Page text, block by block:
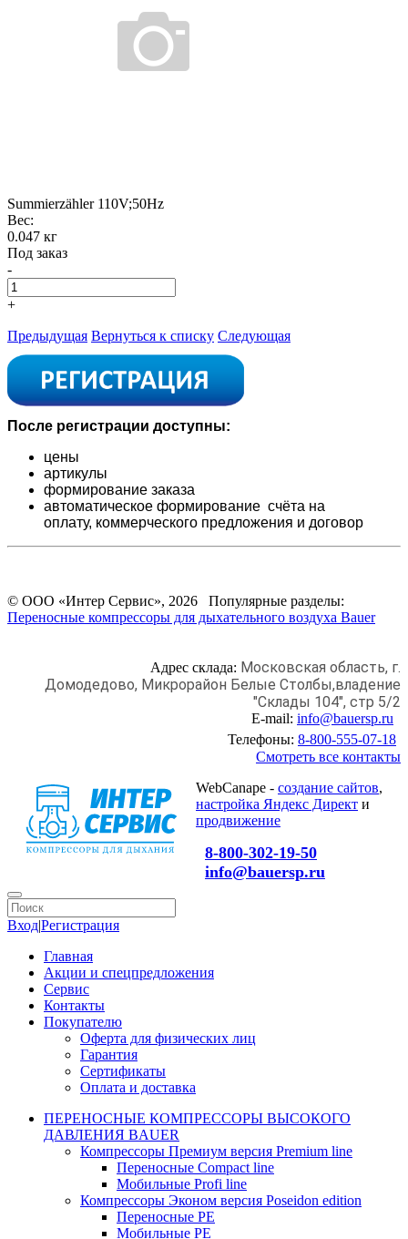
Summierzähler 110V;50Hz
Вес:
0.047 кг
Под заказ
-
+
Предыдущая Вернуться к списку Следующая
После регистрации доступны:
цены
артикулы
формирование заказа
автоматическое формирование счёта на
оплату, коммерческого предложения и договор
© ООО «Интер Сервис», 2026 Популярные разделы:
Переносные компрессоры для дыхательного воздуха Bauer
Адрес склада: Московская область, г.
Домодедово, Микрорайон Белые Столбы,владение
"Склады 104", стр 5/2
E-mail: info@bauersp.ru
Телефоны: 8-800-555-07-18
Смотреть все контакты
WebCanape - создание сайтов,
настройка Яндекс Директ и
продвижение
8-800-302-19-50
info@bauersp.ru
Вход|Регистрация
Главная
Акции и спецпредложения
Сервис
Контакты
Покупателю
Оферта для физических лиц
Гарантия
Сертификаты
Оплата и доставка
ПЕРЕНОСНЫЕ КОМПРЕССОРЫ ВЫСОКОГО
ДАВЛЕНИЯ BAUER
Компрессоры Премиум версия Premium line
Переносные Compact line
Мобильные Profi line
Компрессоры Эконом версия Poseidon edition
Переносные PE
Мобильные PE